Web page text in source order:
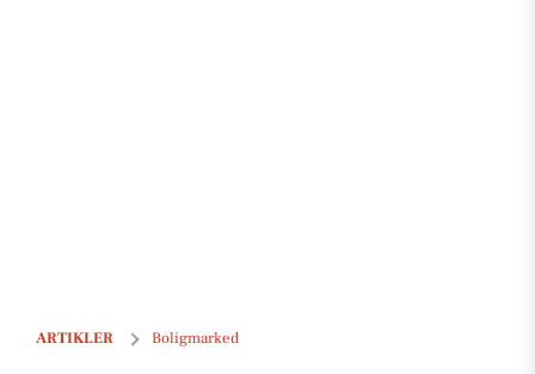
ARTIKLER Boligmarked
Mejsevænget 7, Ejby i Lille Skensved er solgt for 5.350.000 - se